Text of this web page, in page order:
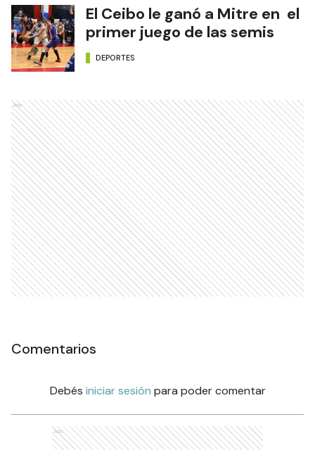
El Ceibo le ganó a Mitre en el
primer juego de las semis
DEPORTES
Ads
Comentarios
Debés iniciar sesión para poder comentar
Ads